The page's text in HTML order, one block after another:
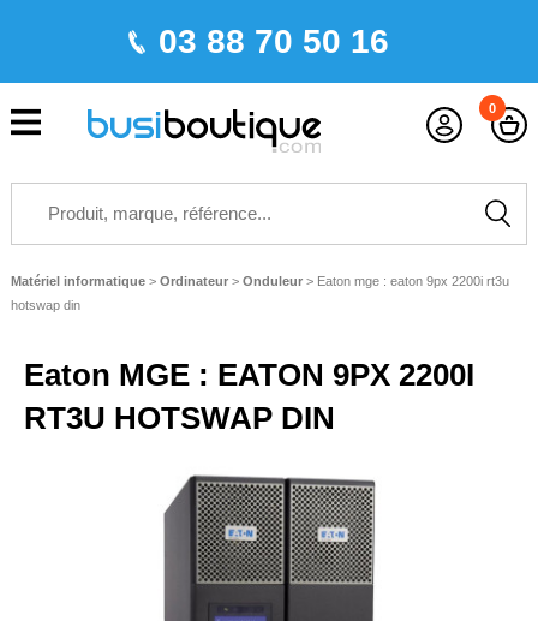
03 88 70 50 16
0
Matériel informatique > Ordinateur > Onduleur> Eaton mge : eaton 9px 2200i rt3u
hotswap din
Eaton MGE : EATON 9PX 2200I
RT3U HOTSWAP DIN